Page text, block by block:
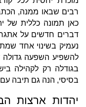
רבים שבאו ממנה,
כאן תמונה כללית של
דברים חדשים על
נעמיק בשינוי אחד
להשפיע השפעה גדולה
בגודלה רק לקהילה
בסיסי, הנה גם תיבה עם
יהדות ארצות